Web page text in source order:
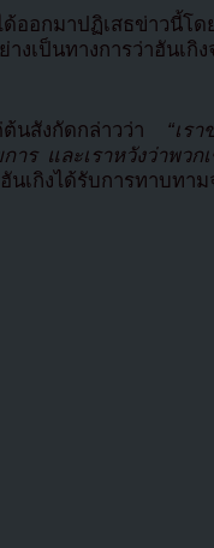
ได้ออกมาปฏิเสธข่า
เป็นทางการว่าฮันเกิง
ต้นสังกัดกล่าวว่า “เร
าร และเราหวังว่าพว
นเกิงได้รับการทาบทา